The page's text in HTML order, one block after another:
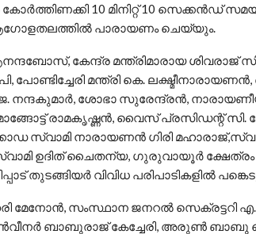
10 മിനിറ്റ് 10 സെക്കന്‍ഡ്
ആഗോളതലത്തില്‍ പാരായണം ചെയ്യും.
കേന്ദ്ര മന്ത്രിമാരായ ശിവരാജ്
മന്ത്രി കെ.
നന്ദകുമാര്‍, ശോഭാ സുരേന്ദ്രന്‍,
രാമകൃഷ്ണന്‍, വൈസ് പ്രസിഡന്റ് സി.
സ്വാമി നാരായണന്‍ ഗിരി
ഉദിത് ചൈതന്യ, ഗുരുവായൂര്‍ ക്ഷേത്രം
തുടങ്ങിയര്‍ വിവിധ പരിപാടികളില്‍
മേനോന്‍, സംസ്ഥാന ജനറല്‍ സെക്രട്ടറി
ബാബുരാജ് കേച്ചേരി, അരുണ്‍ ബാബു